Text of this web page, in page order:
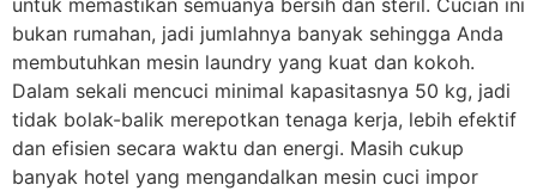
bukan rumahan, jadi jumlahnya banyak sehingga Anda
membutuhkan mesin laundry yang kuat dan kokoh.
Dalam sekali mencuci minimal kapasitasnya 50 kg, jadi
tidak bolak-balik merepotkan tenaga kerja, lebih efektif
dan efisien secara waktu dan energi. Masih cukup
banyak hotel yang mengandalkan mesin cuci impor